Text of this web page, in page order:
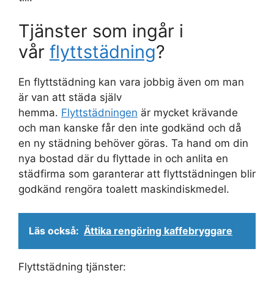
Tjänster som ingår i
vår flyttstädning?
En flyttstädning kan vara jobbig även om man
är van att städa själv
hemma. Flyttstädningen är mycket krävande
och man kanske får den inte godkänd och då
en ny städning behöver göras. Ta hand om din
nya bostad där du flyttade in och anlita en
städfirma som garanterar att flyttstädningen blir
godkänd rengöra toalett maskindiskmedel.
Läs också: Ättika rengöring kaffebryggare
Flyttstädning tjänster: